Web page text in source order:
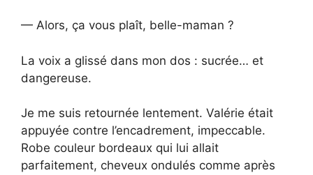
— Alors, ça vous plaît, belle-maman ?
La voix a glissé dans mon dos : sucrée… et
dangereuse.
Je me suis retournée lentement. Valérie était
appuyée contre l’encadrement, impeccable.
Robe couleur bordeaux qui lui allait
parfaitement, cheveux ondulés comme après